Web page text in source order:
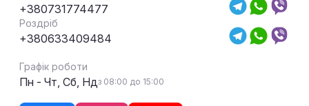
+380731774477
Роздріб
+380633409484
Графік роботи
Пн - Чт, Сб, Ндз 08:00 до 15:00